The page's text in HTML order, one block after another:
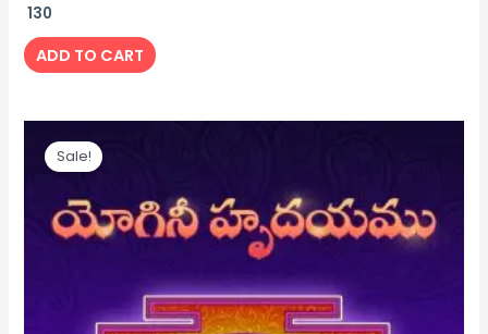
130
ADD TO CART
Sale!
price
was:
price
is: